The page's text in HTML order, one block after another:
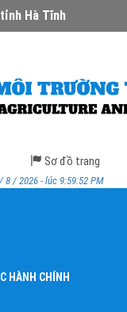
Hà Tĩnh
Sơ đồ trang
8 / 2026 - lúc 9:59:52 PM
HÀNH CHÍNH